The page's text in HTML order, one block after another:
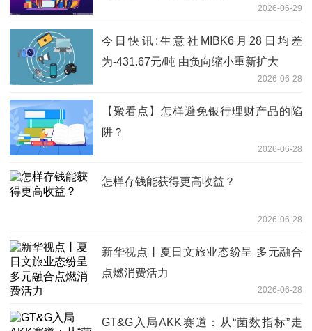
2026-06-29
今日快讯:生意社MIBK6月28日均差
为-431.67元/吨 由负向缩小重新扩大
2026-06-28
【聚看点】怎样避免银行理财产品的陷
阱？
2026-06-28
怎样存钱能获得更高收益？
2026-06-28
新华视点丨夏日文旅业态纷呈 多元融合
点燃消费活力
2026-06-28
GT&G入局AKK赛道：从“菌数指标”走